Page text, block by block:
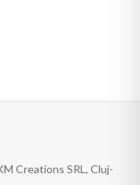
Creations SRL, Cluj-